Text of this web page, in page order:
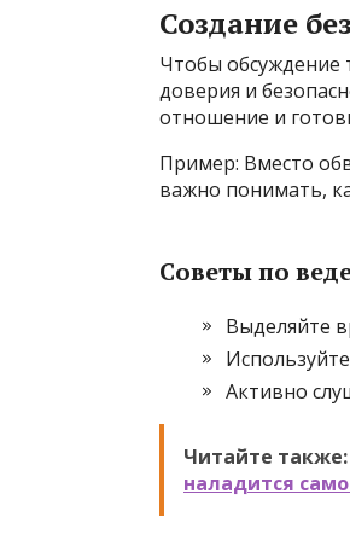
Создание
Чтобы обсуждение
доверия и
отношение и
Пример: Вместо
важно понимать,
Советы по
Выделяйте
Активно
Читайте также:
наладится